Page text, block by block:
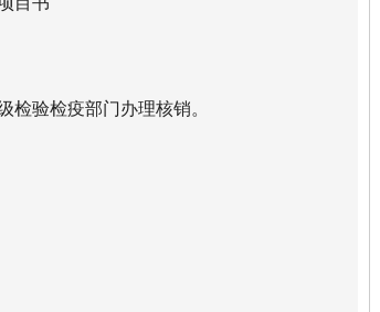
验检疫部门办理核销。